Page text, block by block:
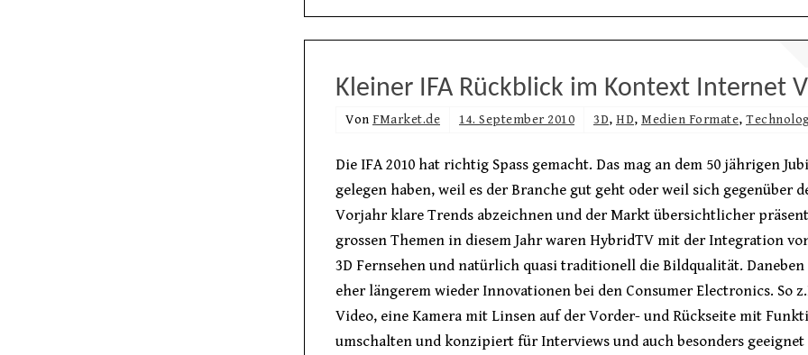
Kleiner IFA Rückblick im Kontext Internet
Von FMarket.de 14. September 2010 3D, HD, Medien Formate,
Die IFA 2010 hat richtig Spass gemacht. Das mag an dem 50 jährigen
gelegen haben, weil es der Branche gut geht oder weil sich gegenüber
Vorjahr klare Trends abzeichnen und der Markt übersichtlicher
grossen Themen in diesem Jahr waren HybridTV mit der Integration
3D Fernsehen und natürlich quasi traditionell die Bildqualität. Daneben
eher längerem wieder Innovationen bei den Consumer Electronics. So
Video, eine Kamera mit Linsen auf der Vorder- und Rückseite mit
umschalten und konzipiert für Interviews und auch besonders geeignet